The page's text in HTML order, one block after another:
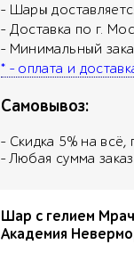
- Шары
- Доставка по г.
- Минимальный
* - оплата и
Самовывоз:
- Скидка 5% на всё,
- Любая сумма
Шар с гелием
Академия